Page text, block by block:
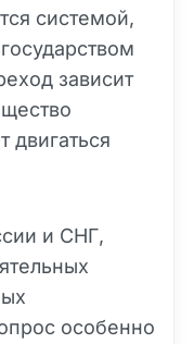
системой,
зависит
двигаться
и СНГ,
особенно